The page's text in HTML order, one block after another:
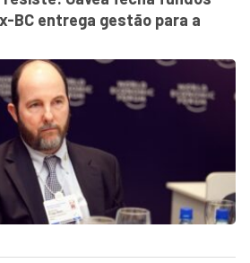
BC entrega gestão para a